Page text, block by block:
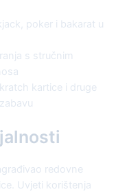
poker i bakarat u
s stručnim
kartice i druge
redovne
Uvjeti korištenja